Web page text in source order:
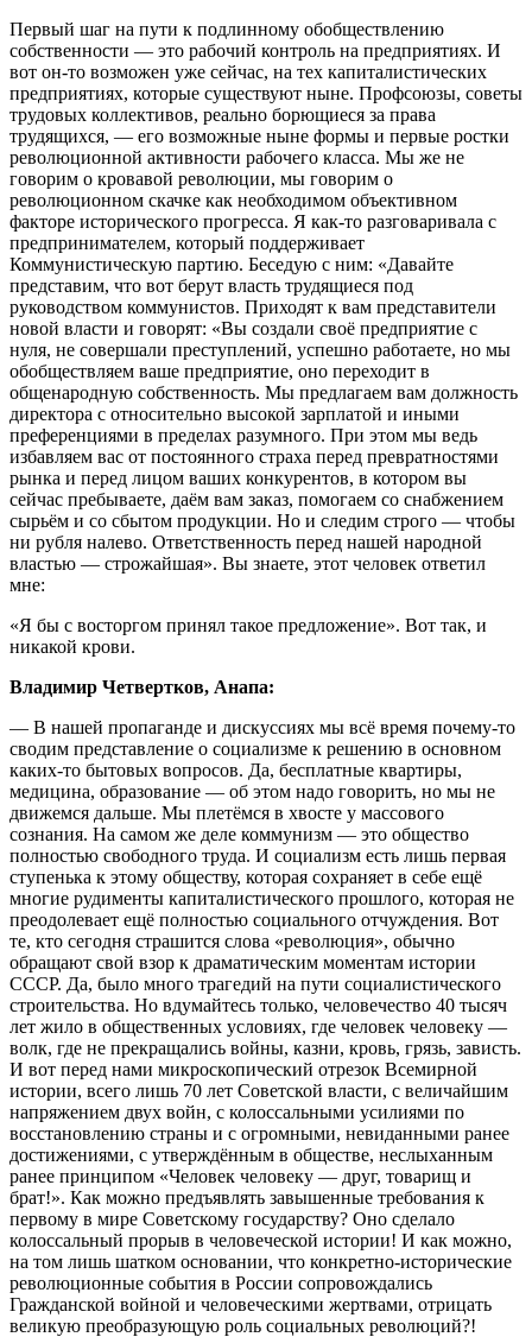
Первый шаг на пути к подлинному обобществлению
собственности — это рабочий контроль на предприятиях. И
вот он-то возможен уже сейчас, на тех капиталистических
предприятиях, которые существуют ныне. Профсоюзы, советы
трудовых коллективов, реально борющиеся за права
трудящихся, — его возможные ныне формы и первые ростки
революционной активности рабочего класса. Мы же не
говорим о кровавой революции, мы говорим о
революционном скачке как необходимом объективном
факторе исторического прогресса. Я как-то разговаривала с
предпринимателем, который поддерживает
Коммунистическую партию. Беседую с ним: «Давайте
представим, что вот берут власть трудящиеся под
руководством коммунистов. Приходят к вам представители
новой власти и говорят: «Вы создали своё предприятие с
нуля, не совершали преступлений, успешно работаете, но мы
обобществляем ваше предприятие, оно переходит в
общенародную собственность. Мы предлагаем вам должность
директора с относительно высокой зарплатой и иными
преференциями в пределах разумного. При этом мы ведь
избавляем вас от постоянного страха перед превратностями
рынка и перед лицом ваших конкурентов, в котором вы
сейчас пребываете, даём вам заказ, помогаем со снабжением
сырьём и со сбытом продукции. Но и следим строго — чтобы
ни рубля налево. Ответственность перед нашей народной
властью — строжайшая». Вы знаете, этот человек ответил
мне:
«Я бы с восторгом принял такое предложение». Вот так, и
никакой крови.
Владимир Четвертков, Анапа:
— В нашей пропаганде и дискуссиях мы всё время почему-то
сводим представление о социализме к решению в основном
каких-то бытовых вопросов. Да, бесплатные квартиры,
медицина, образование — об этом надо говорить, но мы не
движемся дальше. Мы плетёмся в хвосте у массового
сознания. На самом же деле коммунизм — это общество
полностью свободного труда. И социализм есть лишь первая
ступенька к этому обществу, которая сохраняет в себе ещё
многие рудименты капиталистического прошлого, которая не
преодолевает ещё полностью социального отчуждения. Вот
те, кто сегодня страшится слова «революция», обычно
обращают свой взор к драматическим моментам истории
СССР. Да, было много трагедий на пути социалистического
строительства. Но вдумайтесь только, человечество 40 тысяч
лет жило в общественных условиях, где человек человеку —
волк, где не прекращались войны, казни, кровь, грязь, зависть.
И вот перед нами микроскопический отрезок Всемирной
истории, всего лишь 70 лет Советской власти, с величайшим
напряжением двух войн, с колоссальными усилиями по
восстановлению страны и с огромными, невиданными ранее
достижениями, с утверждённым в обществе, неслыханным
ранее принципом «Человек человеку — друг, товарищ и
брат!». Как можно предъявлять завышенные требования к
первому в мире Советскому государству? Оно сделало
колоссальный прорыв в человеческой истории! И как можно,
на том лишь шатком основании, что конкретно-исторические
революционные события в России сопровождались
Гражданской войной и человеческими жертвами, отрицать
великую преобразующую роль социальных революций?!